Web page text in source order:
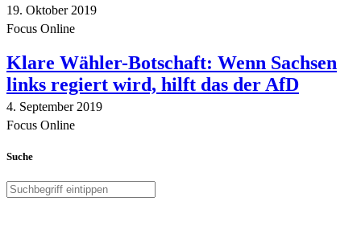
19. Oktober 2019
Focus Online
Klare Wähler-Botschaft: Wenn Sachsen
links regiert wird, hilft das der AfD
4. September 2019
Focus Online
Suche